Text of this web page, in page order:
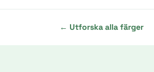
← Utforska alla färger